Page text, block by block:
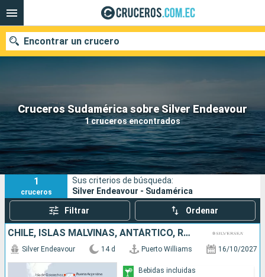
Cruceros Sudamérica sobre Silver Endeavour
1 cruceros encontrados
Encontrar un crucero
Nuestros destinos
Fecha de salida
Puertos Compañías
Buscar
1
cruceros
Sus criterios de búsqueda:
Silver Endeavour - Sudamérica
Filtrar Ordenar
CHILE, ISLAS MALVINAS, ANTÁRTICO, REINO UNIDO
Silver Endeavour 14 d Puerto Williams 16/10/2027
Bebidas incluidas